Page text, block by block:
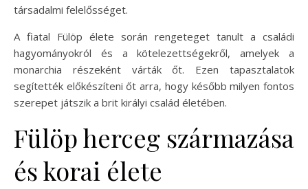
társadalmi felelősséget.
A fiatal Fülöp élete során rengeteget tanult a családi
hagyományokról és a kötelezettségekről, amelyek a
monarchia részeként várták őt. Ezen tapasztalatok
segítették előkészíteni őt arra, hogy később milyen fontos
szerepet játszik a brit királyi család életében.
Fülöp herceg származása
és korai élete